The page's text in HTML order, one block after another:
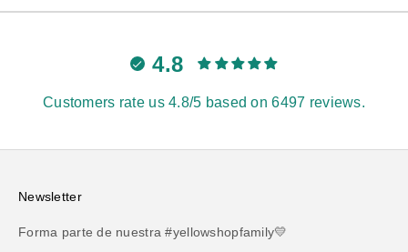
4.8
Customers rate us 4.8/5 based on 6497 reviews.
Newsletter
Forma parte de nuestra #yellowshopfamily💛